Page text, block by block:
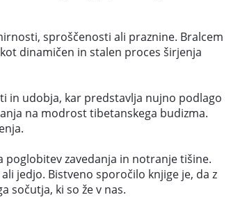
sproščenosti ali praznine. Bralcem
dinamičen in stalen proces širjenja
in udobja, kar predstavlja nujno podlago
na modrost tibetanskega budizma.
poglobitev zavedanja in notranje tišine.
jedjo. Bistveno sporočilo knjige je, da z
sočutja, ki so že v nas.